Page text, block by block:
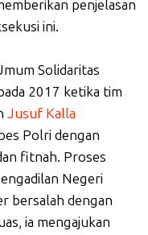
penjelasan
ini.
Solidaritas
2017 ketika tim
Jusuf Kalla
Polri dengan
fitnah. Proses
Negeri
bersalah dengan
ia mengajukan